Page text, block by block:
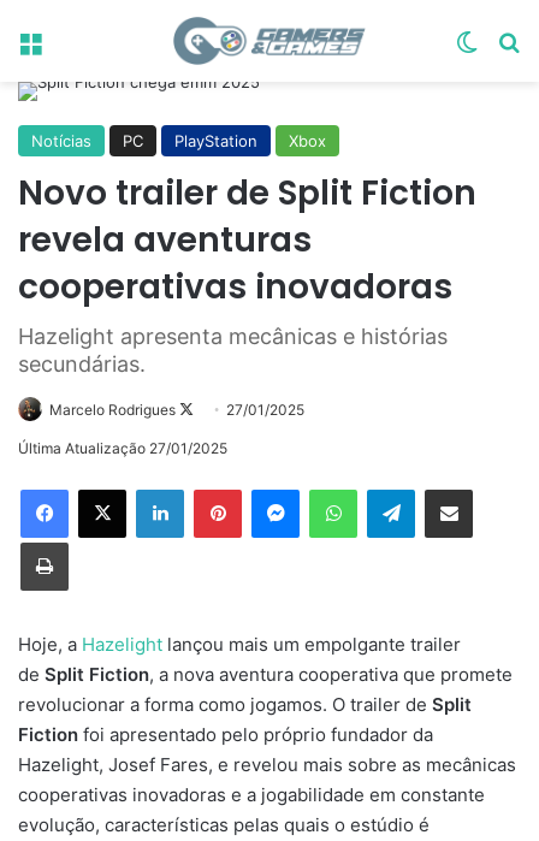
Menu
Notícias PC PlayStation Xbox
Novo trailer de Split Fiction
revela aventuras
cooperativas inovadoras
Hazelight apresenta mecânicas e histórias
secundárias.
Marcelo Rodrigues
Follow27/01/2025
Última Atualização 27/01/2025
LinkedinPinterestMessengerWhatsAppTelegramCompartilhar via e-mail
Imprimir
Hoje, a Hazelight lançou mais um empolgante trailer
de Split Fiction, a nova aventura cooperativa que promete
revolucionar a forma como jogamos. O trailer de Split
Fiction foi apresentado pelo próprio fundador da
Hazelight, Josef Fares, e revelou mais sobre as mecânicas
cooperativas inovadoras e a jogabilidade em constante
evolução, características pelas quais o estúdio é